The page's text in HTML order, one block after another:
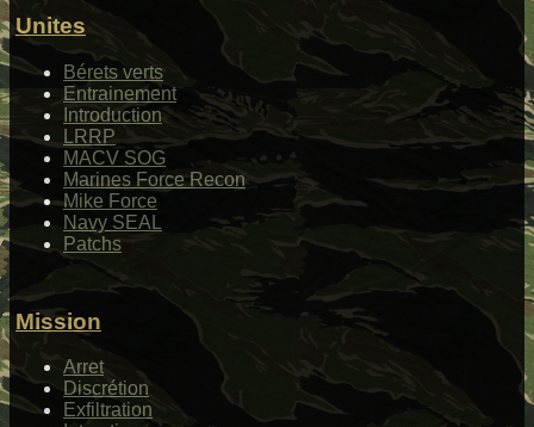
Unites
Bérets verts
Entrainement
Introduction
LRRP
MACV SOG
Marines Force Recon
Mike Force
Navy SEAL
Patchs
Mission
Arret
Discrétion
Exfiltration